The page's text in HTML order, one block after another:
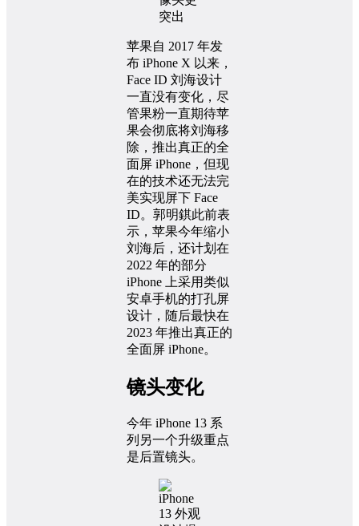
苹果自 2017 年发
布 iPhone X 以来，
Face ID 刘海设计
一直没有变化，尽
管果粉一直期待苹
果会彻底将刘海移
除，推出真正的全
面屏 iPhone，但现
在的技术还无法完
美实现屏下 Face
ID。郭明錤此前表
示，苹果今年缩小
刘海后，还计划在
2022 年的部分
iPhone 上采用类似
安卓手机的打孔屏
设计，随后最快在
2023 年推出真正的
全面屏 iPhone。
镜头变化
今年 iPhone 13 系
列另一个升级重点
是后置镜头。